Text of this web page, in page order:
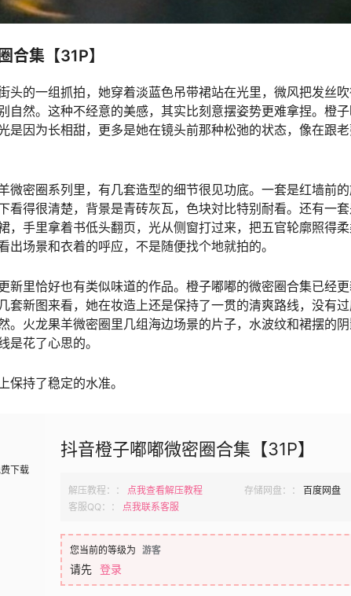
合集【31P】
头的一组抓拍，她穿着淡蓝色吊带裙站在光里，微风把发丝
自然。这种不经意的美感，其实比刻意摆姿势更难拿捏。橙
是因为长相甜，更多是她在镜头前那种松弛的状态，像在跟
微密圈系列里，有几套造型的细节很见功底。一套是红墙前
看得很清楚，背景是青砖灰瓦，色块対比特别耐看。还有一
，手里拿着书低头翻页，光从侧窗打过来，把五官轮廓照得
出场景和衣着的呼应，不是随便找个地就拍的。
新里恰好也有类似味道的作品。橙子嘟嘟的微密圈合集已经
套新图来看，她在妆造上还是保持了一贯的清爽路线，没有
。火龙果羊微密圈里几组海边场景的片子，水波纹和裙摆的
是花了心思的。
保持了稳定的水准。
下载
抖音橙子嘟嘟微密圈合集【31P】
解压教程：： 点我查看解压教程 存储网盘：：
百度网盘
客服QQ：：
点我联系客服
您当前的等级为 游客
请先 登录